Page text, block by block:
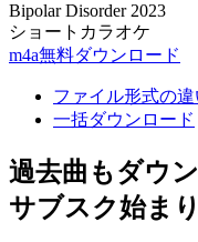
Bipolar Disorder 2023
ショートカラオケ
m4a無料ダウンロード
ファイル形式の違
一括ダウンロード
過去曲もダウ
サブスク始ま